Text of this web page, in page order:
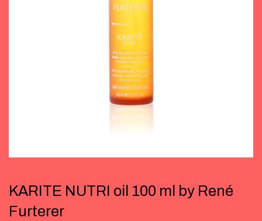
KARITE NUTRI oil 100 ml by René
Furterer